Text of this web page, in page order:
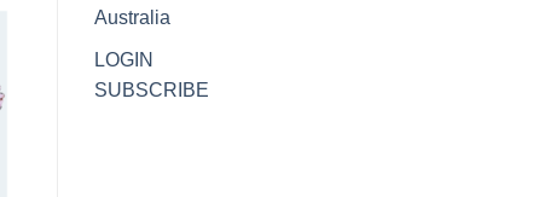
Australia
LOGIN
SUBSCRIBE